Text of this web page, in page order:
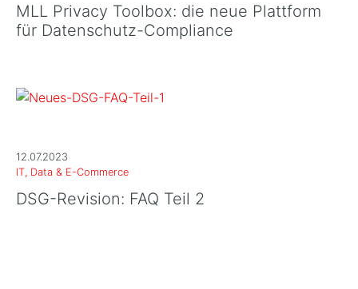
MLL Privacy Toolbox: die neue Plattform
für Datenschutz-Compliance
12.07.2023
IT, Data & E-Commerce
DSG-Revision: FAQ Teil 2